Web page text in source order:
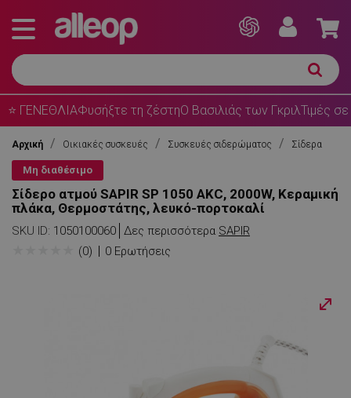
⭐ ΓΕΝΕΘΛΙΑΦυσήξτε τη ζέστηΟ Βασιλιάς των ΓκριλΤιμές σε
Αρχική Οικιακές συσκευές Συσκευές σιδερώματος Σίδερα
Μη διαθέσιμο
Σίδερο ατμού SAPIR SP 1050 AKC, 2000W, Κεραμική
πλάκα, Θερμοστάτης, λευκό-πορτοκαλί
SKU ID: 1050100060 Δες περισσότερα SAPIR
(0) 0 Ερωτήσεις